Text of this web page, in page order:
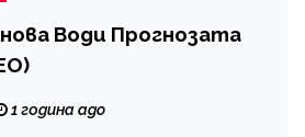
Води Прогнозата
1 година ago